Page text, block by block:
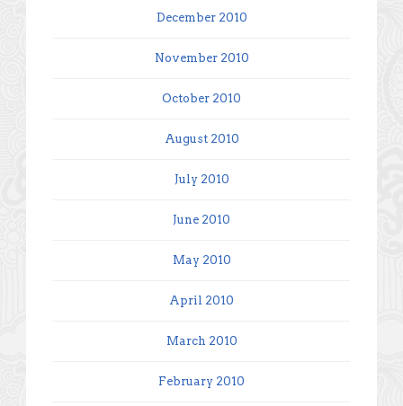
December 2010
November 2010
October 2010
August 2010
July 2010
June 2010
May 2010
April 2010
March 2010
February 2010